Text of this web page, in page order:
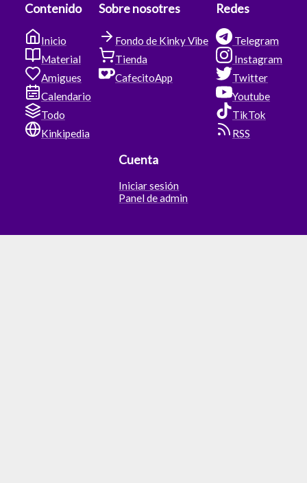
Contenido
Inicio
Material
Amigues
Calendario
Todo
Kinkipedia
Sobre nosotres
Fondo de Kinky Vibe
Tienda
CafecitoApp
Redes
Telegram
Instagram
Twitter
Youtube
TikTok
RSS
Cuenta
Iniciar sesión
Panel de admin